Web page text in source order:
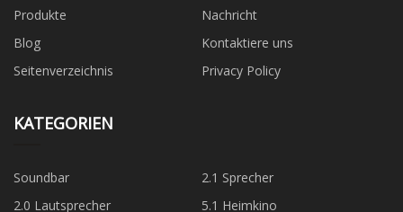
Produkte
Nachricht
Blog
Kontaktiere uns
Seitenverzeichnis
Privacy Policy
KATEGORIEN
Soundbar
2.1 Sprecher
2.0 Lautsprecher
5.1 Heimkino